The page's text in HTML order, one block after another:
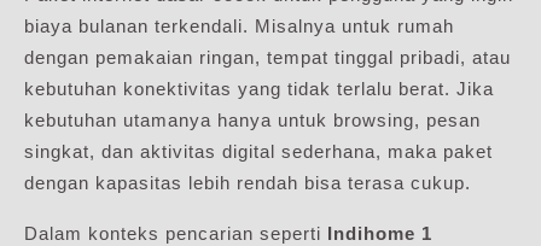
biaya bulanan terkendali. Misalnya untuk rumah
dengan pemakaian ringan, tempat tinggal pribadi, atau
kebutuhan konektivitas yang tidak terlalu berat. Jika
kebutuhan utamanya hanya untuk browsing, pesan
singkat, dan aktivitas digital sederhana, maka paket
dengan kapasitas lebih rendah bisa terasa cukup.
Dalam konteks pencarian seperti
Indihome 1